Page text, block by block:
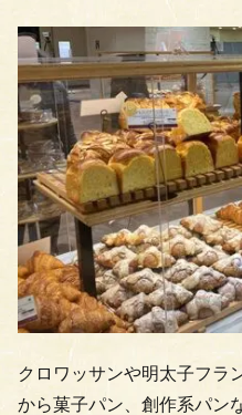
クロワッサンや明太子フラ
から菓子パン、創作系パン